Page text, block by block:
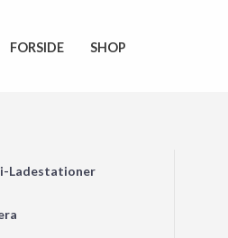
FORSIDE SHOP
Ladestationer